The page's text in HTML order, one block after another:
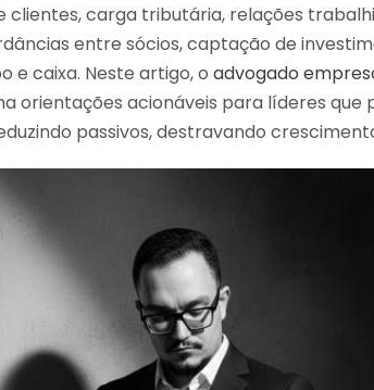
carga tributária, relações
entre sócios, captação de
e caixa. Neste artigo, o advogado
orientações acionáveis para líderes
passivos, destravando